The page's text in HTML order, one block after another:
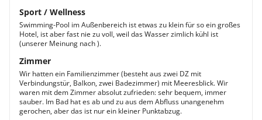
Sport / Wellness
Swimming-Pool im Außenbereich ist etwas zu klein für so ein großes
Hotel, ist aber fast nie zu voll, weil das Wasser zimlich kühl ist
(unserer Meinung nach ).
Zimmer
Wir hatten ein Familienzimmer (besteht aus zwei DZ mit
Verbindungstür, Balkon, zwei Badezimmer) mit Meeresblick. Wir
waren mit dem Zimmer absolut zufrieden: sehr bequem, immer
sauber. Im Bad hat es ab und zu aus dem Abfluss unangenehm
gerochen, aber das ist nur ein kleiner Punktabzug.